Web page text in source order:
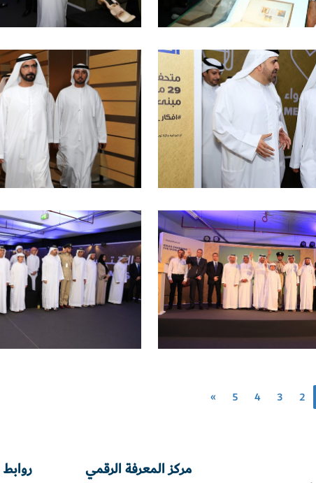
2
3
4
5
»
مركز المعرفة الرقمي روابط